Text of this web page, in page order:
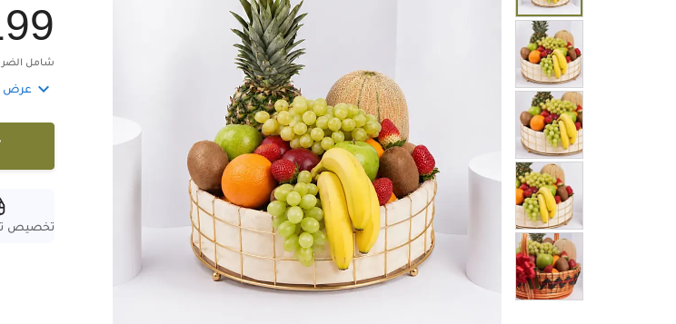
99
شامل
 عرض
تخصيص